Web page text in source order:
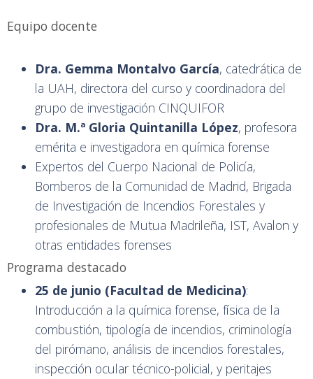
Equipo docente
Dra. Gemma Montalvo García, catedrática de
la UAH, directora del curso y coordinadora del
grupo de investigación CINQUIFOR
Dra. M.ª Gloria Quintanilla López, profesora
emérita e investigadora en química forense
Expertos del Cuerpo Nacional de Policía,
Bomberos de la Comunidad de Madrid, Brigada
de Investigación de Incendios Forestales y
profesionales de Mutua Madrileña, IST, Avalon y
otras entidades forenses
Programa destacado
25 de junio (Facultad de Medicina):
Introducción a la química forense, física de la
combustión, tipología de incendios, criminología
del pirómano, análisis de incendios forestales,
inspección ocular técnico-policial, y peritajes